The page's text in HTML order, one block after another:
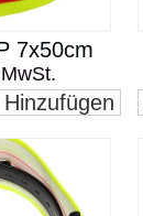
7x50cm